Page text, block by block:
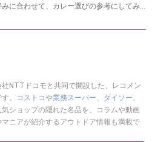
に合わせて、カレー選びの参考にしてみ
NTTドコモと共同で開設した、レコメン
。
コストコや業務スーパー、 ダイソー、
気ショップの隠れた名品を、コラムや動画
ニアが紹介するアウトドア情報も満載で